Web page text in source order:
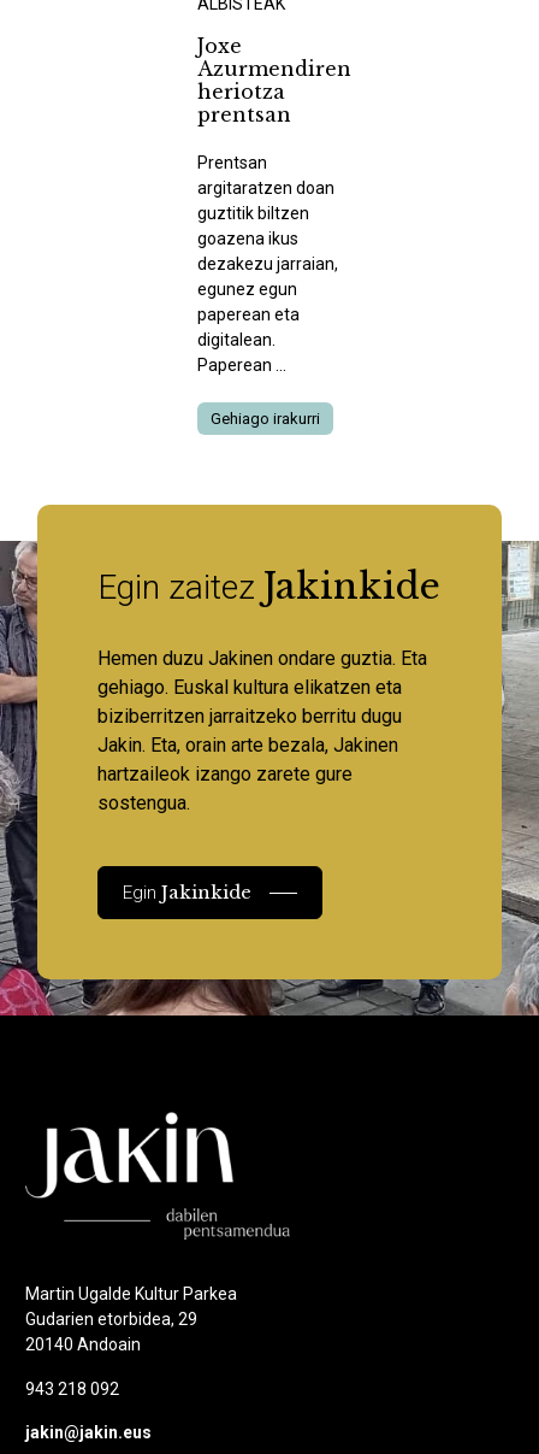
Joxe
Azurmendiren
heriotza
prentsan
Prentsan
argitaratzen doan
guztitik biltzen
goazena ikus
dezakezu jarraian,
egunez egun
paperean eta
digitalean.
Paperean ...
Gehiago irakurri
Egin zaitez Jakinkide
Hemen duzu Jakinen ondare guztia. Eta
gehiago. Euskal kultura elikatzen eta
biziberritzen jarraitzeko berritu dugu
Jakin. Eta, orain arte bezala, Jakinen
hartzaileok izango zarete gure
sostengua.
EginJakinkide
Martin Ugalde Kultur Parkea
Gudarien etorbidea, 29
20140 Andoain
943 218 092
jakin@jakin.eus